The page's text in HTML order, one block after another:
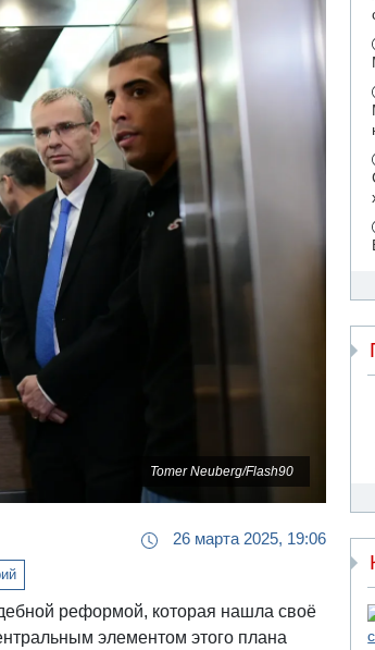
Tomer Neuberg/Flash90
26 марта 2025, 19:06
реформой, которая нашла своё
элементом этого плана